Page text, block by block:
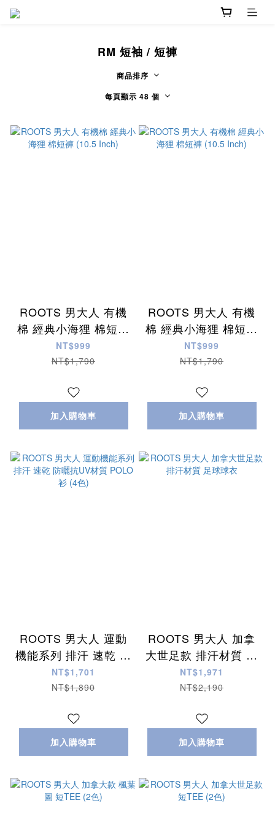
RM 短袖 / 短褲
商品排序
每頁顯示 48 個
ROOTS 男大人 有機
棉 經典小海狸 棉短褲
(10.5 Inch)
NT$999
NT$1,790
加入購物車
ROOTS 男大人 有機
棉 經典小海狸 棉短褲
(10.5 Inch)
NT$999
NT$1,790
加入購物車
ROOTS 男大人 運動
機能系列 排汗 速乾 防
曬抗UV材質 POLO衫
(4色)
NT$1,701
NT$1,890
加入購物車
ROOTS 男大人 加拿
大世足款 排汗材質 足
球球衣
NT$1,971
NT$2,190
加入購物車